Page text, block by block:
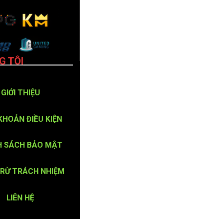
TÔI
GIỚI THIỆU
ĐIỀU KIỆN
SÁCH BẢO MẬT
TRÁCH NHIỆM
LIÊN HỆ